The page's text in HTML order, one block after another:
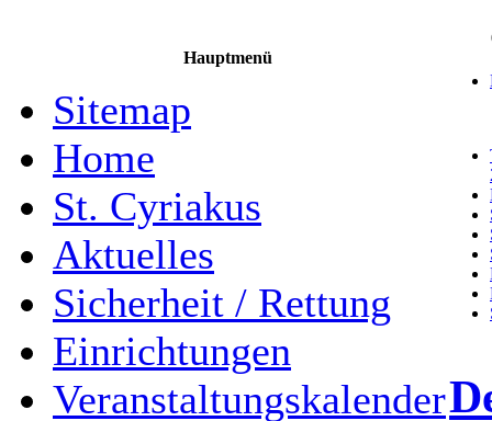
Hauptmenü
Sitemap
Home
St. Cyriakus
Aktuelles
Sicherheit / Rettung
Einrichtungen
Veranstaltungskalender